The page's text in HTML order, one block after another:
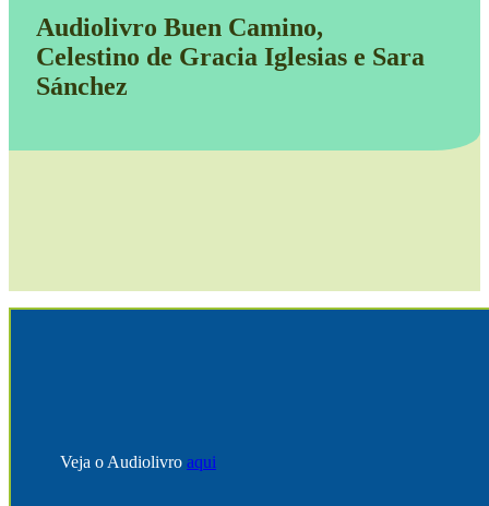
Audiolivro Buen Camino,
Celestino de Gracia Iglesias e Sara
Sánchez
Veja o Audiolivro aqui